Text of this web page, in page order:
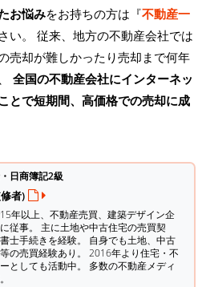
お悩みをお持ちの方は『不動産一
い。 従来、地方の不動産会社では
売却が難しかったり売却まで何年
全国の不動産会社にインターネッ
とで短期間、高価格での売却に成
日商簿記2級
者)
年以上、不動産売買、建築デザイン企
従事。 主に土地や中古住宅の売買契
士手続きを経験。 自身でも土地、中古
の売買経験あり。 2016年より住宅・不
としても活動中。 多数の不動産メディ